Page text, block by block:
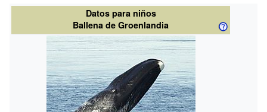
Datos para niños
Ballena de Groenlandia